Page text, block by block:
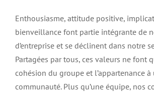
Enthousiasme, attitude positive,
bienveillance font partie intégrante de
d’entreprise et se déclinent dans notre
Partagées par tous, ces valeurs ne font
cohésion du groupe et l’appartenance à
communauté. Plus qu’une équipe, nos